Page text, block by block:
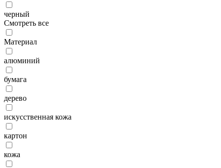
черный
Смотреть все
Материал
алюминий
бумага
дерево
искусственная кожа
картон
кожа